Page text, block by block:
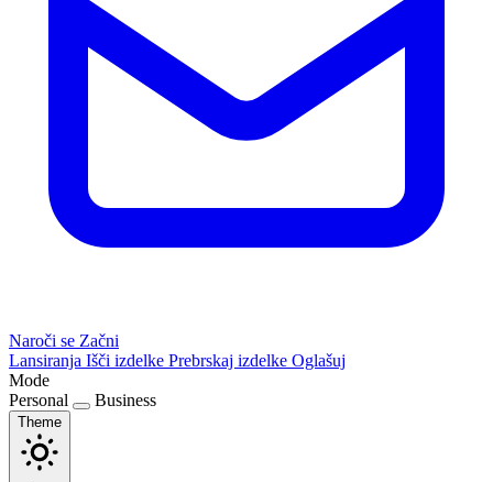
Naroči se Začni
Lansiranja Išči izdelke Prebrskaj izdelke Oglašuj
Mode
Personal
Business
Theme